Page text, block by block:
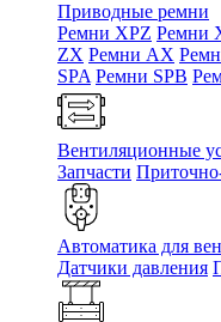
Приводные ремни
Ремни XPZ Ремни
ZX Ремни AX
SPA Ремни SPB
Вентиляционные
Запчасти
Автоматика для
Датчики давления